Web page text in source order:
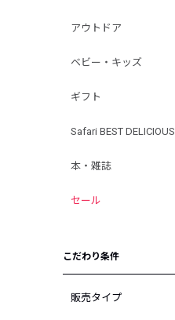
アウトドア
ベビー・キッズ
ギフト
Safari BEST DELICIOUS
本・雑誌
セール
こだわり条件
販売タイプ